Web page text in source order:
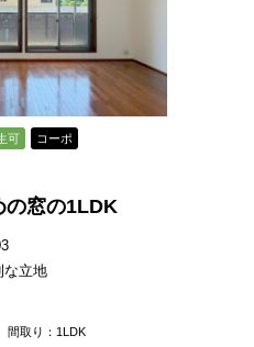
可 コーポ
の窓の1LDK
な立地
間取り：1LDK